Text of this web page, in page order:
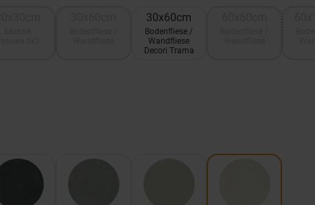
30x60cm
Bodenfliese /
Wandfliese
Decori Trama